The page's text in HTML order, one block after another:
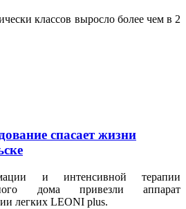
классов выросло более чем в 2
спасает жизни
и интенсивной терапии
дома привезли аппарат
легких LEONI plus.